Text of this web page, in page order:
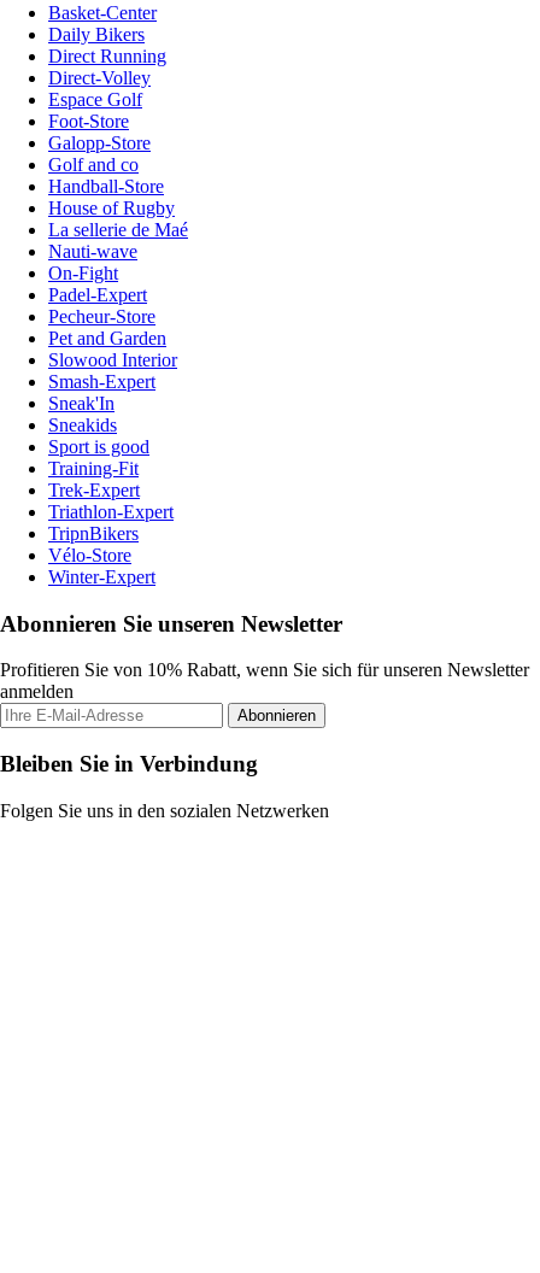
Basket-Center
Daily Bikers
Direct Running
Direct-Volley
Espace Golf
Foot-Store
Galopp-Store
Golf and co
Handball-Store
House of Rugby
La sellerie de Maé
Nauti-wave
On-Fight
Padel-Expert
Pecheur-Store
Pet and Garden
Slowood Interior
Smash-Expert
Sneak'In
Sneakids
Sport is good
Training-Fit
Trek-Expert
Triathlon-Expert
TripnBikers
Vélo-Store
Winter-Expert
Abonnieren Sie unseren Newsletter
Profitieren Sie von 10% Rabatt, wenn Sie sich für unseren Newsletter
anmelden
Abonnieren
Bleiben Sie in Verbindung
Folgen Sie uns in den sozialen Netzwerken